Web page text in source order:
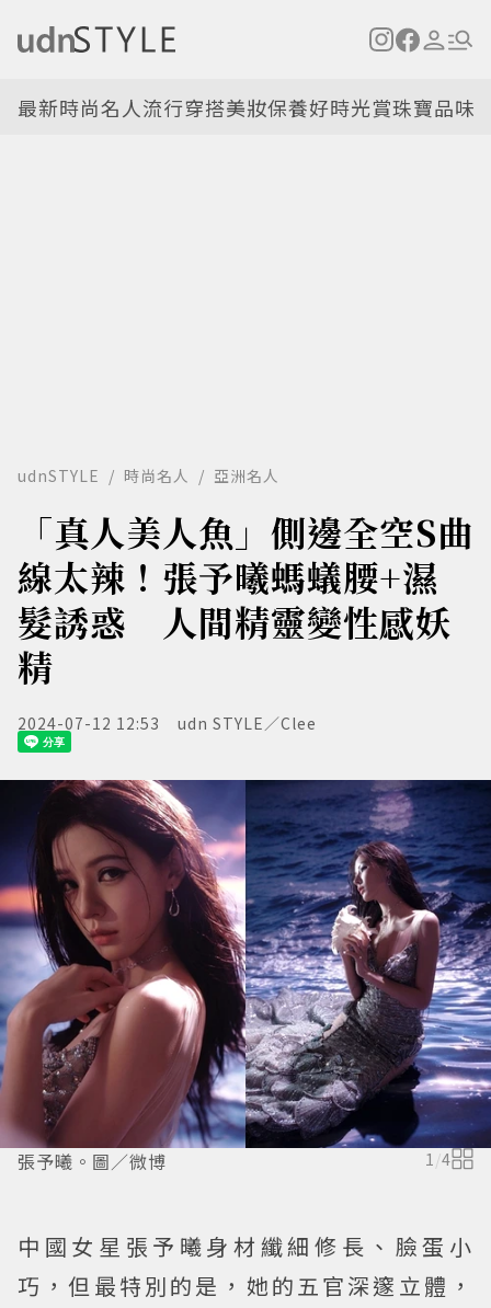
最新時尚名人流行穿搭美妝保養好時光賞珠寶品味
udnSTYLE 時尚名人 亞洲名人
「真人美人魚」側邊全空S曲
線太辣！張予曦螞蟻腰+濕
髮誘惑 人間精靈變性感妖
精
2024-07-12 12:53 udn STYLE／Clee
張予曦。圖／微博 1/4
中國女星張予曦身材纖細修長、臉蛋小
巧，但最特別的是，她的五官深邃立體，